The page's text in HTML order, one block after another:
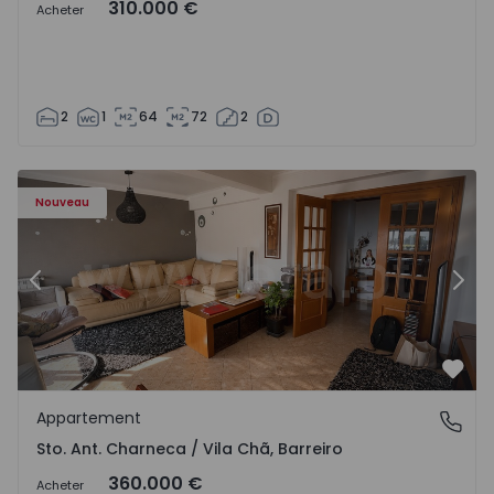
Acheter 310.000 €
2 1 64 72 2
Nouveau
- 1573477 - 14
Appartement T3 Barreiro, Sto. Ant. Charneca / Vila Chã -
Précédent
Sto. Ant. Charneca / Vila Chã, Barreiro
Appartement
Sto. Ant. Charneca / Vila Chã, Barreiro
Acheter 360.000 €